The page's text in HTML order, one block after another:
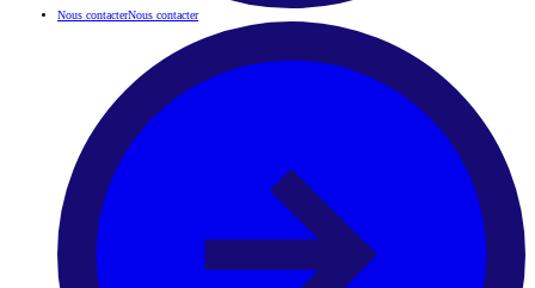
Nous contacterNous contacter